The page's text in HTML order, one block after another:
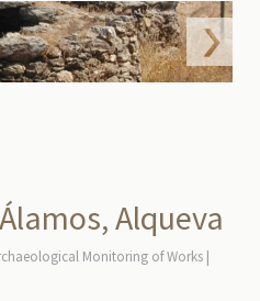
Alqueva
Monitoring of Works